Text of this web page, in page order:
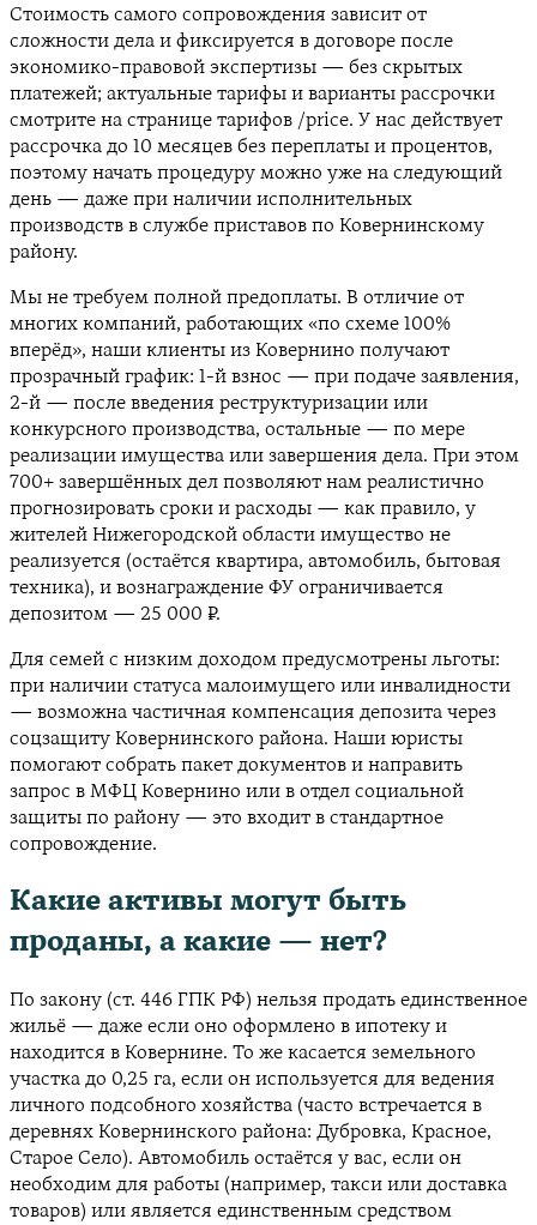
Стоимость самого сопровождения зависит от
сложности дела и фиксируется в договоре после
экономико-правовой экспертизы — без скрытых
платежей; актуальные тарифы и варианты рассрочки
смотрите на странице тарифов /price. У нас действует
рассрочка до 10 месяцев без переплаты и процентов,
поэтому начать процедуру можно уже на следующий
день — даже при наличии исполнительных
производств в службе приставов по Ковернинскому
району.
Мы не требуем полной предоплаты. В отличие от
многих компаний, работающих «по схеме 100%
вперёд», наши клиенты из Ковернино получают
прозрачный график: 1-й взнос — при подаче заявления,
2-й — после введения реструктуризации или
конкурсного производства, остальные — по мере
реализации имущества или завершения дела. При этом
700+ завершённых дел позволяют нам реалистично
прогнозировать сроки и расходы — как правило, у
жителей Нижегородской области имущество не
реализуется (остаётся квартира, автомобиль, бытовая
техника), и вознаграждение ФУ ограничивается
депозитом — 25 000 ₽.
Для семей с низким доходом предусмотрены льготы:
при наличии статуса малоимущего или инвалидности
— возможна частичная компенсация депозита через
соцзащиту Ковернинского района. Наши юристы
помогают собрать пакет документов и направить
запрос в МФЦ Ковернино или в отдел социальной
защиты по району — это входит в стандартное
сопровождение.
Какие активы могут быть
проданы, а какие — нет?
По закону (ст. 446 ГПК РФ) нельзя продать единственное
жильё — даже если оно оформлено в ипотеку и
находится в Ковернине. То же касается земельного
участка до 0,25 га, если он используется для ведения
личного подсобного хозяйства (часто встречается в
деревнях Ковернинского района: Дубровка, Красное,
Старое Село). Автомобиль остаётся у вас, если он
необходим для работы (например, такси или доставка
товаров) или является единственным средством